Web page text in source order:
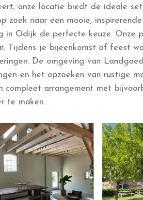
onze locatie biedt de ideale
zoek naar een mooie,
in Odijk de perfecte keuze. Onze
Tijdens je bijeenkomst of feest
De omgeving van
en het opzoeken van rustige
compleet arrangement met
te maken.